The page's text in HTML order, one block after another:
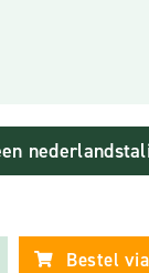
Bestel